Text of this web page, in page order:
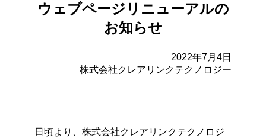
ウェブページリニューアルの
お知らせ
2022年7月4日
株式会社クレアリンクテクノロジー
日頃より、株式会社クレアリンクテクノロジ